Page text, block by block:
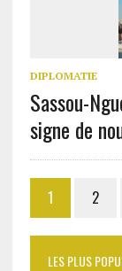
DIPLOMATIE
Sassou-
signe de
1 2
LES PLUS